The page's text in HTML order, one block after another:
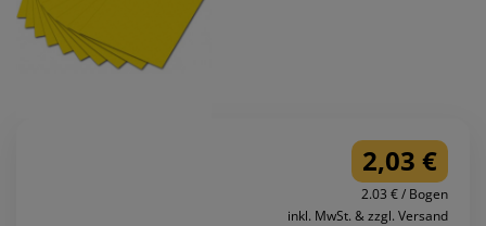
2,03 €
2.03 € / Bogen
inkl. MwSt. & zzgl. Versand